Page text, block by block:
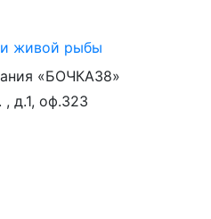
«БОЧКА38»
, д.1, оф.323